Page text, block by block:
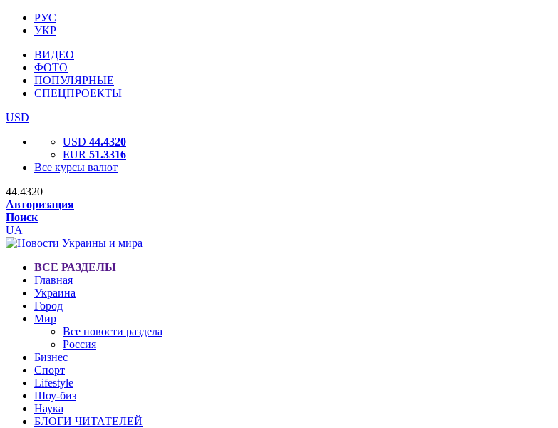
РУС
УКР
ВИДЕО
ФОТО
ПОПУЛЯРНЫЕ
СПЕЦПРОЕКТЫ
USD
USD 44.4320
EUR 51.3316
Все курсы валют
44.4320
Авторизация
Поиск
UA
ВСЕ РАЗДЕЛЫ
Главная
Украина
Город
Мир
Все новости раздела
Россия
Бизнес
Спорт
Lifestyle
Шоу-биз
Наука
БЛОГИ ЧИТАТЕЛЕЙ